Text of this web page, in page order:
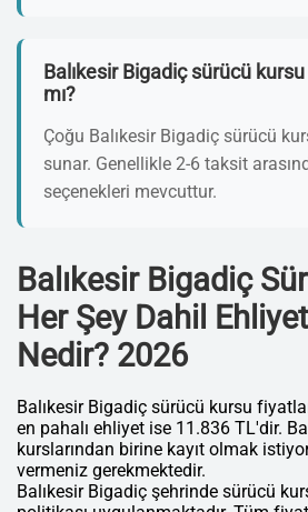
Balıkesir Bigadiç sürücü
mı?
Çoğu Balıkesir Bigadiç sürücü
sunar. Genellikle 2-6 taksit
seçenekleri mevcuttur.
Balıkesir Bigadiç
Her Şey Dahil
Nedir? 2026
Balıkesir Bigadiç sürücü kursu
en pahalı ehliyet ise 11.836 TL'dir.
kurslarından birine kayıt olmak
vermeniz gerekmektedir.
Balıkesir Bigadiç şehrinde sürücü